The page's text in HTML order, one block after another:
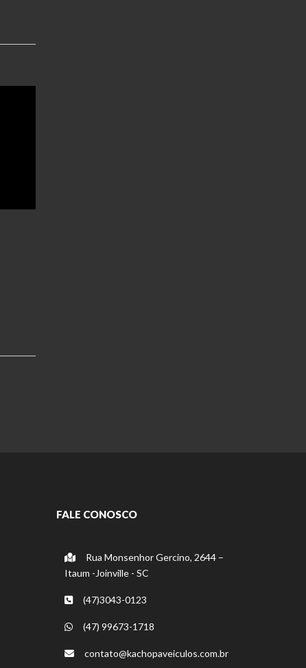
FALE CONOSCO
Rua Monsenhor Gercino, 2644 –
Itaum -Joinville - SC
(47)3043-0123
(47) 99673-1718
contato@kachopaveiculos.com.br